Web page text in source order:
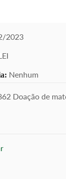
2023
Nenhum
Doação de